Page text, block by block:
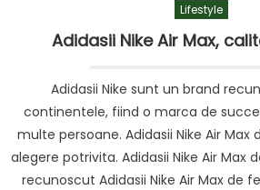
Lifestyle
Adidasii Nike Air Max,
Adidasii Nike sunt un brand
continentele, fiind o marca de
multe persoane. Adidasii Nike Air
alegere potrivita. Adidasii Nike Air Max
recunoscut Adidasii Nike Air Max de